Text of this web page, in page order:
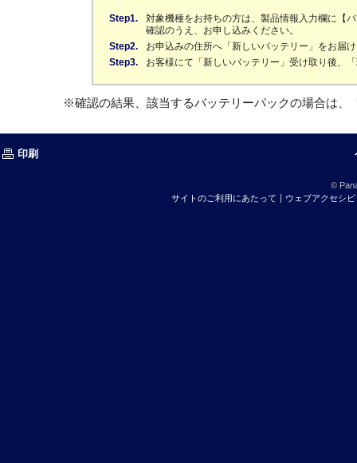
Step1.
対象機種をお持ちの方は、製品情報入力欄に【
確認のうえ、お申し込みください。
Step2.
お申込みの住所へ「新しいバッテリー」をお届
Step3.
お客様にて「新しいバッテリー」受け取り後、
※確認の結果、該当するバッテリーパックの場合は、
印刷
©
サイトのご利用にあたって
ウェブアクセシ